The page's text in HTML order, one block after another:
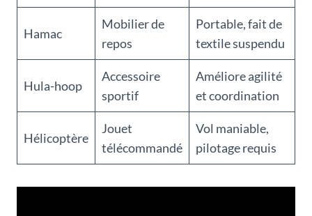
Hamac
Mobilier de
repos
Portable, fait de
textile suspendu
Hula-hoop
Accessoire
sportif
Améliore agilité
et coordination
Hélicoptère
Jouet
télécommandé
Vol maniable,
pilotage requis